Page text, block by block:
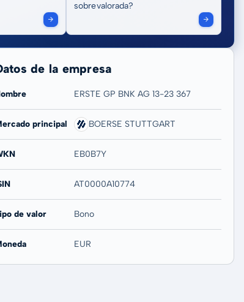
sobrevalorada?
de la empresa
ERSTE GP BNK AG 13-23 367
principal BOERSE STUTTGART
EB0B7Y
AT0000A10774
de valor Bono
EUR